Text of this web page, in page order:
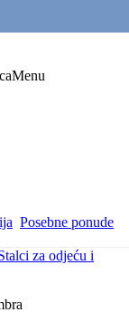
Menu
Posebne ponude
za odjeću i